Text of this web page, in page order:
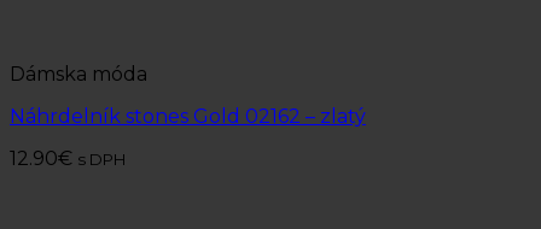
Dámska móda
Náhrdelník stones Gold 02162 – zlatý
12.90€ s DPH